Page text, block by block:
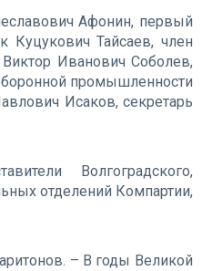
Афонин, первый
Тайсаев, член
Иванович Соболев,
промышленности
Исаков, секретарь
Волгоградского,
отделений Компартии,
– В годы Великой